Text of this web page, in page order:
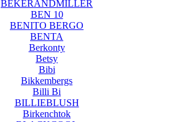
BEKERANDMILLER
BEN 10
BENITO BERGO
BENTA
Berkonty
Betsy
Bibi
Bikkembergs
Billi Bi
BILLIEBLUSH
Birkenchtok